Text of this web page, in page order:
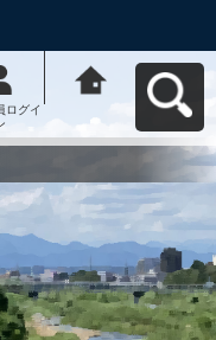
ログイ
動応援ｻｲﾄ はち
コミねっとへ戻